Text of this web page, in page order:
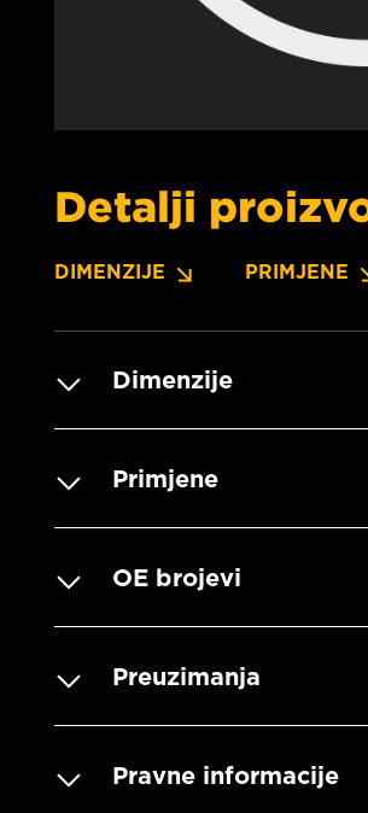
Detalji
DIMENZIJE PRIMJENE
Dimenzije
Primjene
OE brojevi
Preuzimanja
Pravne informacije